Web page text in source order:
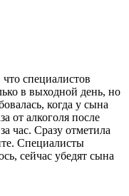
специалистов
в выходной день, но
когда у сына
от алкоголя после
час. Сразу отметила
Специалисты
сейчас убедят сына